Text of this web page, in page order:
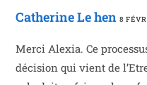
Catherine Le hen 8
Merci Alexia. Ce
décision qui vient de